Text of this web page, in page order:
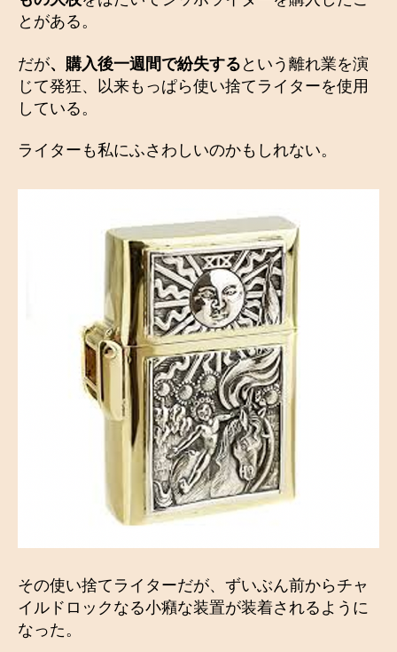
とがある。
だが、購入後一週間で紛失する という離れ業を演
じて発狂、以来もっぱら使い捨てライターを使用
している。
ライターも私にふさわしいのかもしれない。
その使い捨てライターだが、ずいぶん前からチャ
イルドロックなる小癪な装置が装着されるように
なった。